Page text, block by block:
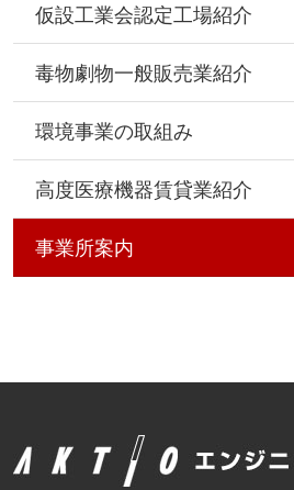
仮設工業会認定工場紹介
毒物劇物一般販売業紹介
環境事業の取組み
高度医療機器賃貸業紹介
事業所案内